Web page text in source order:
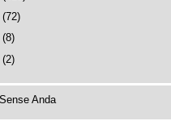
(72)
(8)
(2)
Anda